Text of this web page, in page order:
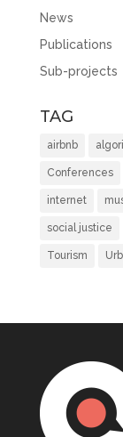
News
Publications
Sub-projects
TAG
airbnb
Conferences
internet
social justice
Tourism